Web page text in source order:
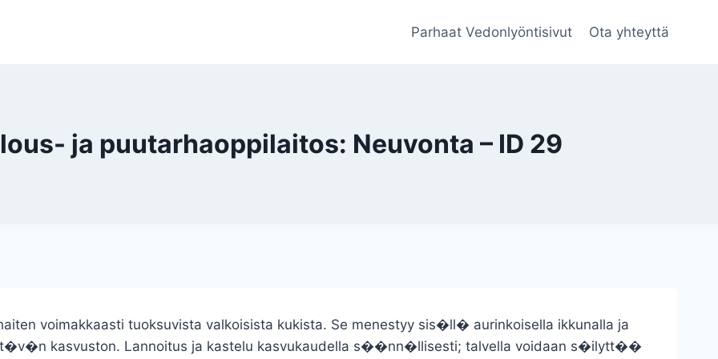
Parhaat Vedonlyöntisivut Ota yhteyttä
ja puutarhaoppilaitos: Neuvonta – ID 29
voimakkaasti tuoksuvista valkoisista kukista. Se menestyy sis�ll� aurinkoisella ikkunalla ja
kasvuston. Lannoitus ja kastelu kasvukaudella s��nn�llisesti; talvella voidaan s�ilytt��